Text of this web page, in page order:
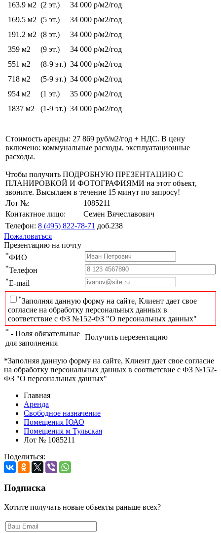
163.9 м2 (2 эт.)
34 000 р/м2/год
169.5 м2 (5 эт.)
34 000 р/м2/год
191.2 м2 (8 эт.)
34 000 р/м2/год
359 м2
(9 эт.)
34 000 р/м2/год
551 м2
(8-9 эт.) 34 000 р/м2/год
718 м2
(5-9 эт.) 34 000 р/м2/год
954 м2
(1 эт.)
35 000 р/м2/год
1837 м2
(1-9 эт.) 34 000 р/м2/год
Стоимость аренды: 27 869 руб/м2/год + НДС. В цену
включено: коммунальные расходы, эксплуатационные
расходы.
Чтобы получить ПОДРОБНУЮ ПРЕЗЕНТАЦИЮ С
ПЛАНИРОВКОЙ И ФОТОГРАФИЯМИ на этот объект,
звоните. Высылаем в течение 15 минут по запросу!
Лот №:
1085211
Контактное лицо:
Семен Вячеславович
Телефон: 8 (495) 822-78-71 доб.238
Пожаловаться
Презентацию на почту
*ФИО
*Телефон
*E-mail
*Заполняя данную форму на сайте, Клиент дает свое
согласие на обработку персональных данных в
соответствие с ФЗ №152-ФЗ "О персональных данных"
* - Поля обязательные
для заполнения
Получить перезентацию
*Заполняя данную форму на сайте, Клиент дает свое согласие
на обработку персональных данных в соответсвие с ФЗ №152-
ФЗ "О персональных данных"
Главная
Аренда
Свободное назначение
Помещения ЮАО
Помещения м Тульская
Лот № 1085211
Поделиться:
Подписка
Хотите получать новые объекты раньше всех?